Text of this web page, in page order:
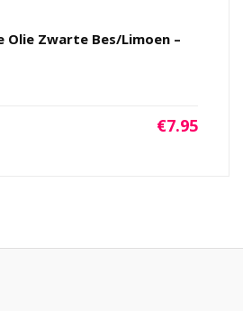
Olie Zwarte Bes/Limoen –
€7.95